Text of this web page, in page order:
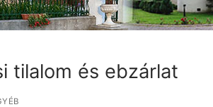
tilalom és ebzárlat